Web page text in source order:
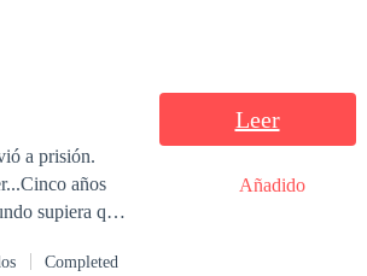
a prisión.
años
supiera que
ella estaba a
Completed
Leer
Añadido